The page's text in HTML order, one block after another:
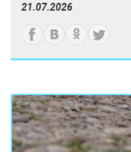
21.07.2026